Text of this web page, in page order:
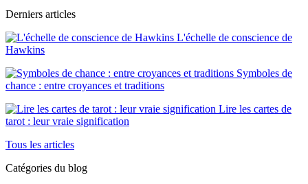
Derniers articles
L'échelle de conscience de
Hawkins
Symboles de
chance : entre croyances et traditions
Lire les cartes de
tarot : leur vraie signification
Tous les articles
Catégories du blog